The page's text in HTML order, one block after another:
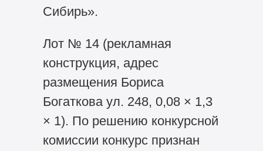
Сибирь».
Лот № 14 (рекламная
конструкция, адрес
размещения Бориса
Богаткова ул. 248, 0,08 × 1,3
× 1). По решению конкурсной
комиссии конкурс признан